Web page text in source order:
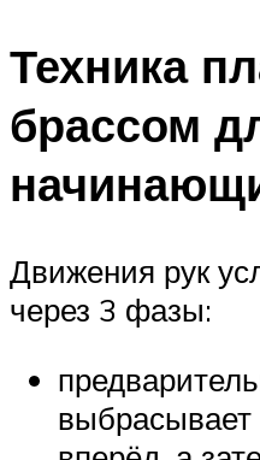
Техника
брассом
Движения рук
через 3 фазы:
выбрасывает